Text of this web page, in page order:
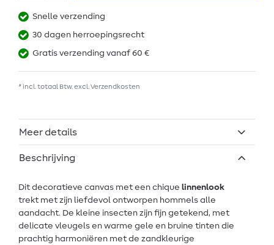
Snelle verzending
30 dagen herroepingsrecht
Gratis verzending vanaf 60 €
* incl. totaal Btw. excl.Verzendkosten
Meer details
Beschrijving
Dit decoratieve canvas met een chique linnenlook
trekt met zijn liefdevol ontworpen hommels alle
aandacht. De kleine insecten zijn fijn getekend, met
delicate vleugels en warme gele en bruine tinten die
prachtig harmoniëren met de zandkleurige